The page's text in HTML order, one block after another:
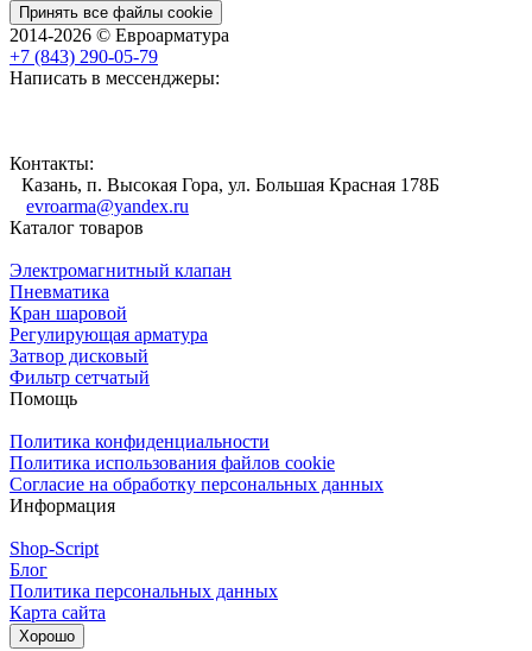
Принять все файлы cookie
2014-2026 © Евроарматура
+7 (843) 290-05-79
Написать в мессенджеры:
Контакты:
Казань, п. Высокая Гора, ул. Большая Красная 178Б
evroarma@yandex.ru
Каталог товаров
Электромагнитный клапан
Пневматика
Кран шаровой
Регулирующая арматура
Затвор дисковый
Фильтр сетчатый
Помощь
Политика конфиденциальности
Политика использования файлов cookie
Согласие на обработку персональных данных
Информация
Shop-Script
Блог
Политика персональных данных
Карта сайта
Хорошо